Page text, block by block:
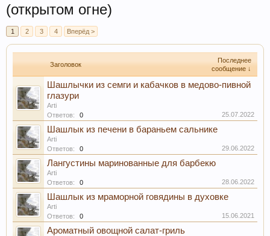
(открытом огне)
1 2 3 4 Вперёд >
Заголовок
Последнее
сообщение ↓
Шашлычки из семги и кабачков в медово-пивной
глазури
Arti
Ответов:
0 25.07.2022
Шашлык из печени в бараньем сальнике
Arti
Ответов:
0 29.06.2022
Лангустины маринованные для барбекю
Arti
Ответов:
0 28.06.2022
Шашлык из мраморной говядины в духовке
Arti
Ответов:
0 15.06.2021
Ароматный овощной салат-гриль